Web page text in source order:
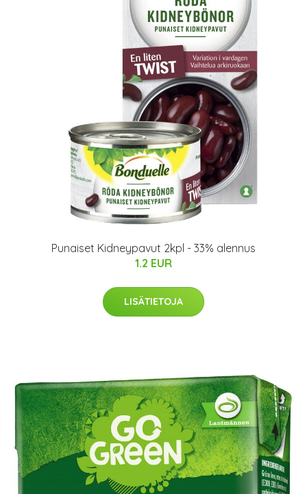
Punaiset Kidneypavut 2kpl - 33% alennus
1.2 EUR
LISÄTIETOJA